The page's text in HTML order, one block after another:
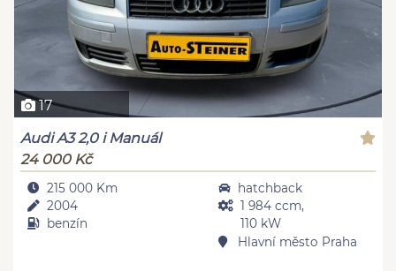
17
Audi A3 2,0 i Manuál
24 000 Kč
215 000 Km
2004
benzín
hatchback
1 984 ccm,
110 kW
Hlavní město Praha